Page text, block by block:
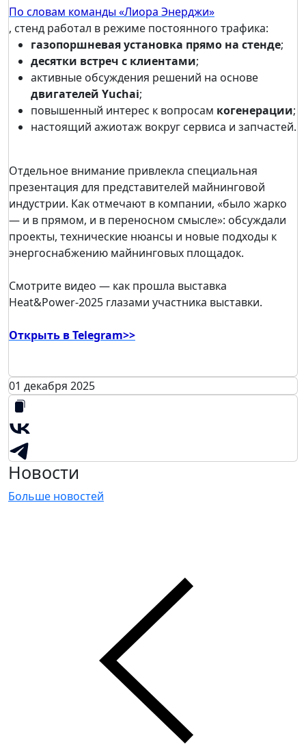
По словам команды «Лиора Энерджи»
, стенд работал в режиме постоянного трафика:
газопоршневая установка прямо на стенде;
десятки встреч с клиентами;
активные обсуждения решений на основе
двигателей Yuchai;
повышенный интерес к вопросам когенерации;
настоящий ажиотаж вокруг сервиса и запчастей.
Отдельное внимание привлекла специальная
презентация для представителей майнинговой
индустрии. Как отмечают в компании, «было жарко
— и в прямом, и в переносном смысле»: обсуждали
проекты, технические нюансы и новые подходы к
энергоснабжению майнинговых площадок.
Смотрите видео — как прошла выставка
Heat&Power-2025 глазами участника выставки.
Открыть в Telegram>>
01 декабря 2025
Новости
Больше новостей